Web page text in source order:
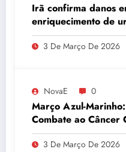
Irã confirma danos
enriquecimento de
embaixador evita
quantidade de
3 De Março De 2026
NovaE 0
Março Azul-
Combate ao Câncer
Atividades Físicas
3 De Março De 2026